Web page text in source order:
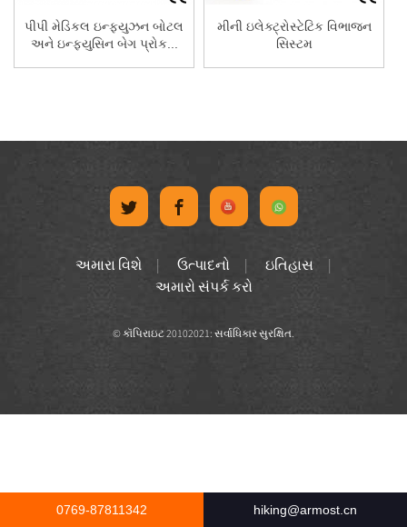
પીપી મેડિકલ ઇન્ફ્યુઝન બોટલ
અને ઇન્ફ્યુસિન બેગ પ્રોક...
મીની ઇલેક્ટ્રોસ્ટેટિક વિભાજન
સિસ્ટમ
અમારા વિશે ઉત્પાદનો
ઇતિહાસ
અમારો સંપર્ક કરો
© કૉપિરાઇટ 20102021: સર્વાધિકાર સુરક્ષિત.
0769-87811342 hiking@armost.cn